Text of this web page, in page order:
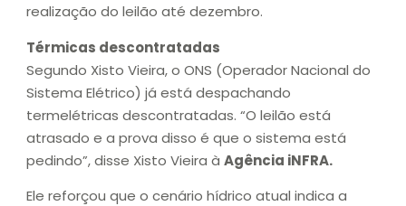
realização do leilão até dezembro.
Térmicas descontratadas
Segundo Xisto Vieira, o ONS (Operador Nacional do
Sistema Elétrico) já está despachando
termelétricas descontratadas. “O leilão está
atrasado e a prova disso é que o sistema está
pedindo”, disse Xisto Vieira à Agência iNFRA.
Ele reforçou que o cenário hídrico atual indica a